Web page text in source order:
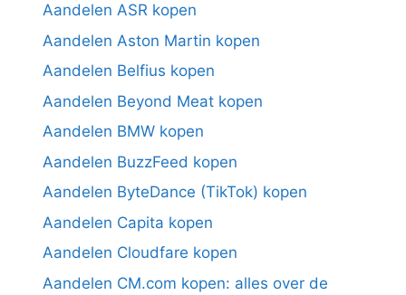
Aandelen ASR kopen
Aandelen Aston Martin kopen
Aandelen Belfius kopen
Aandelen Beyond Meat kopen
Aandelen BMW kopen
Aandelen BuzzFeed kopen
Aandelen ByteDance (TikTok) kopen
Aandelen Capita kopen
Aandelen Cloudfare kopen
Aandelen CM.com kopen: alles over de